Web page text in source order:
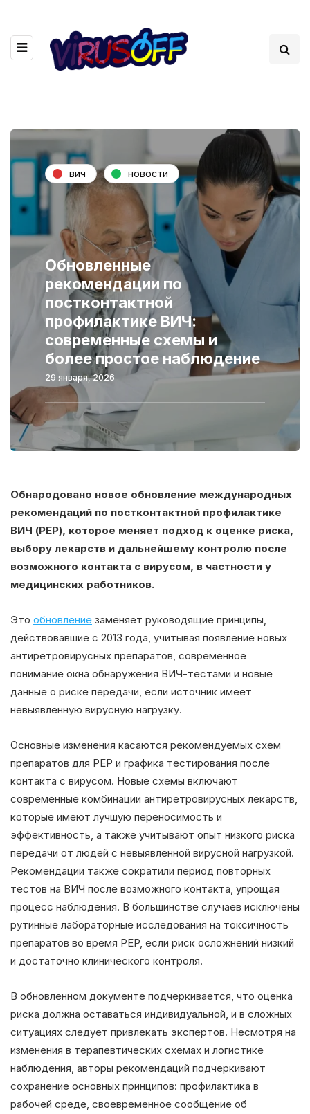
вич новости
Обновленные
рекомендации по
постконтактной
профилактике ВИЧ:
современные схемы и
более простое наблюдение
29 января, 2026
Обнародовано новое обновление международных
рекомендаций по постконтактной профилактике
ВИЧ (PEP), которое меняет подход к оценке риска,
выбору лекарств и дальнейшему контролю после
возможного контакта с вирусом, в частности у
медицинских работников.
Это обновление заменяет руководящие принципы,
действовавшие с 2013 года, учитывая появление новых
антиретровирусных препаратов, современное
понимание окна обнаружения ВИЧ-тестами и новые
данные о риске передачи, если источник имеет
невыявленную вирусную нагрузку.
Основные изменения касаются рекомендуемых схем
препаратов для PEP и графика тестирования после
контакта с вирусом. Новые схемы включают
современные комбинации антиретровирусных лекарств,
которые имеют лучшую переносимость и
эффективность, а также учитывают опыт низкого риска
передачи от людей с невыявленной вирусной нагрузкой.
Рекомендации также сократили период повторных
тестов на ВИЧ после возможного контакта, упрощая
процесс наблюдения. В большинстве случаев исключены
рутинные лабораторные исследования на токсичность
препаратов во время PEP, если риск осложнений низкий
и достаточно клинического контроля.
В обновленном документе подчеркивается, что оценка
риска должна оставаться индивидуальной, и в сложных
ситуациях следует привлекать экспертов. Несмотря на
изменения в терапевтических схемах и логистике
наблюдения, авторы рекомендаций подчеркивают
сохранение основных принципов: профилактика в
рабочей среде, своевременное сообщение об